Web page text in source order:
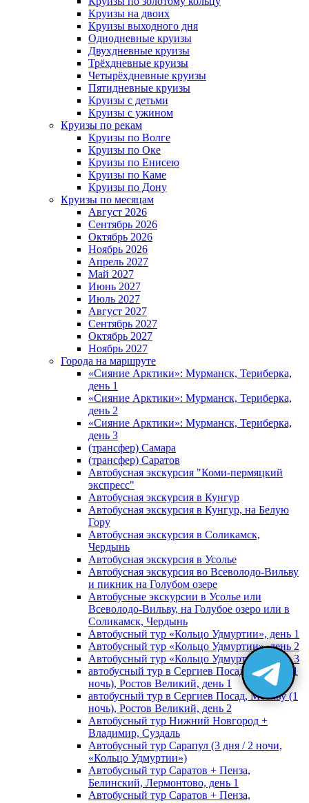
Круизы на двоих
Круизы выходного дня
Однодневные круизы
Двухдневные круизы
Трёхдневные круизы
Четырёхдневные круизы
Пятидневные круизы
Круизы с детьми
Круизы с ужином
Круизы по рекам
Круизы по Волге
Круизы по Оке
Круизы по Енисею
Круизы по Каме
Круизы по Дону
Круизы по месяцам
Август 2026
Сентябрь 2026
Октябрь 2026
Ноябрь 2026
Апрель 2027
Май 2027
Июнь 2027
Июль 2027
Август 2027
Сентябрь 2027
Октябрь 2027
Ноябрь 2027
Города на маршруте
«Сияние Арктики»: Мурманск, Териберка,
день 1
«Сияние Арктики»: Мурманск, Териберка,
день 2
«Сияние Арктики»: Мурманск, Териберка,
день 3
(трансфер) Самара
(трансфер) Саратов
Автобусная экскурсия "Коми-пермяцкий
экспресс"
Автобусная экскурсия в Кунгур
Автобусная экскурсия в Кунгур, на Белую
Гору
Автобусная экскурсия в Соликамск,
Чердынь
Автобусная экскурсия в Усолье
Автобусная экскурсия во Всеволодо-Вильву
и пикник на Голубом озере
Автобусные экскурсии в Усолье или
Всеволодо-Вильву, на Голубое озеро или в
Соликамск, Чердынь
Автобусный тур «Кольцо Удмуртии», день 1
Автобусный тур «Кольцо Удмуртии», день 2
Автобусный тур «Кольцо Удмуртии», день 3
автобусный тур в Сергиев Посад, Москву (1
ночь), Ростов Великий, день 1
автобусный тур в Сергиев Посад, Москву (1
ночь), Ростов Великий, день 2
Автобусный тур Нижний Новгород +
Владимир, Суздаль
Автобусный тур Сарапул (3 дня / 2 ночи,
«Кольцо Удмуртии»)
Автобусный тур Саратов + Пенза,
Белинский, Лермонтово, день 1
Автобусный тур Саратов + Пенза,